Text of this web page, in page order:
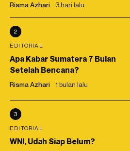
Risma Azhari 3 hari lalu
2
EDITORIAL
Apa Kabar Sumatera 7 Bulan
Setelah Bencana?
Risma Azhari 1 bulan lalu
3
EDITORIAL
WNI, Udah Siap Belum?